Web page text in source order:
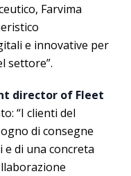
Farvima
e innovative per
settore”.
director of Fleet
“I clienti del
di consegne
di una concreta